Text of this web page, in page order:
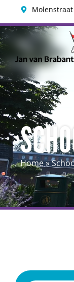
Molenstraat
Home»